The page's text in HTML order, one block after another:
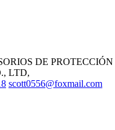
DE
LTD,
scott0556@foxmail.com